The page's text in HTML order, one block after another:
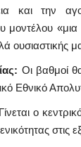
και την
μοντέλου
ουσιαστικής
Οι βαθμοί
Εθνικό
Γίνεται ο
στις